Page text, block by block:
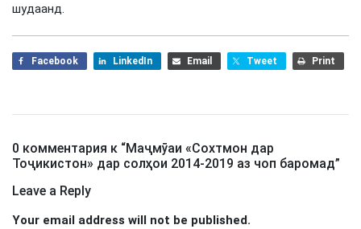
шудаанд.
Facebook LinkedIn Email Tweet Print
0 комментария к “Маҷмӯаи «Сохтмон дар
Тоҷикистон» дар солҳои 2014-2019 аз чоп баромад”
Leave a Reply
Your email address will not be published.